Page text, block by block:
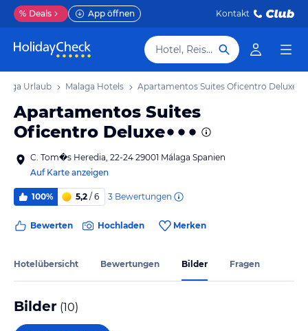
% Deals App öffnen Kontakt
Hotel, Reiseziel
Urlaub Malaga Hotels Apartamentos Suites Oficentro Deluxe
Apartamentos Suites
Oficentro Deluxe
C. Tom�s Heredia, 22-24 29001 Málaga Spanien
Auf Karte anzeigen
100% 5,2 / 6 3 Bewertungen
Bewerten Hochladen Merken
Hotelübersicht Bewertungen Bilder Fragen
Bilder (10)